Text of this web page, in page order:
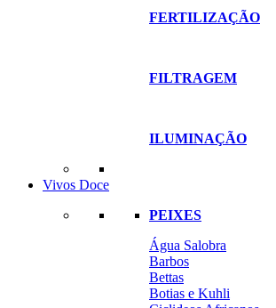
FERTILIZAÇÃO
FILTRAGEM
ILUMINAÇÃO
Vivos Doce
PEIXES
Água Salobra
Barbos
Bettas
Botias e Kuhli